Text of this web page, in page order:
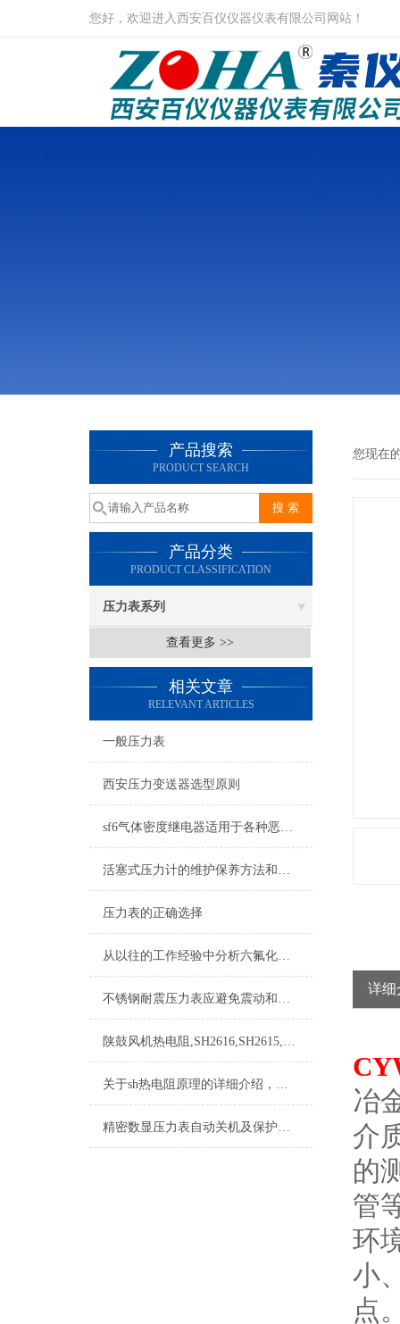
您好，欢迎进入西安百仪仪器仪表有限公司网站！
产品搜索
PRODUCT SEARCH
产品分类
PRODUCT CLASSIFICATION
压力表系列
查看更多 >>
相关文章
RELEVANT ARTICLES
一般压力表
西安压力变送器选型原则
sf6气体密度继电器适用于各种恶劣环境和气候条件
活塞式压力计的维护保养方法和其工作原理介绍
压力表的正确选择
从以往的工作经验中分析六氟化硫压力表可能遇到的问题
不锈钢耐震压力表应避免震动和碰撞，以免损坏
陕鼓风机热电阻,SH2616,SH2615,SH2620,SH2621
关于sh热电阻原理的详细介绍，记得收藏哦
精密数显压力表自动关机及保护功能
您现在
详细
冶
介
的
管
环
小
点